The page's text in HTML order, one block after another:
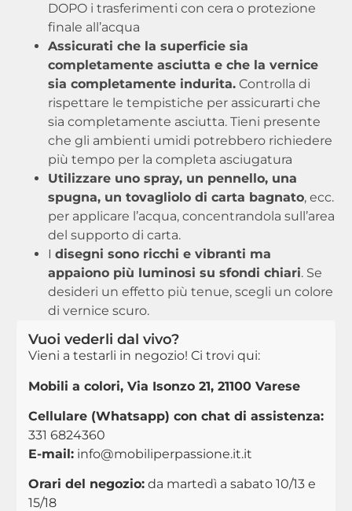
DOPO i trasferimenti con cera o protezione
finale all’acqua
Assicurati che la superficie sia
completamente asciutta e che la vernice
sia completamente indurita.Controlla di
rispettare le tempistiche per assicurarti che
sia completamente asciutta. Tieni presente
che gli ambienti umidi potrebbero richiedere
più tempo per la completa asciugatura
Utilizzare uno spray, un pennello, una
spugna, un tovagliolo di carta bagnato, ecc.
per applicare l’acqua, concentrandola sull’area
del supporto di carta.
I disegni sono ricchi e vibranti ma
appaiono più luminosi su sfondi chiari. Se
desideri un effetto più tenue, scegli un colore
di vernice scuro.
Vuoi vederli dal vivo?
Vieni a testarli in negozio! Ci trovi qui:
Mobili a colori, Via Isonzo 21, 21100 Varese
Cellulare (Whatsapp) con chat di assistenza:
331 6824360
E-mail: info@mobiliperpassione.it.it
Orari del negozio:da martedì a sabato 10/13 e
15/18